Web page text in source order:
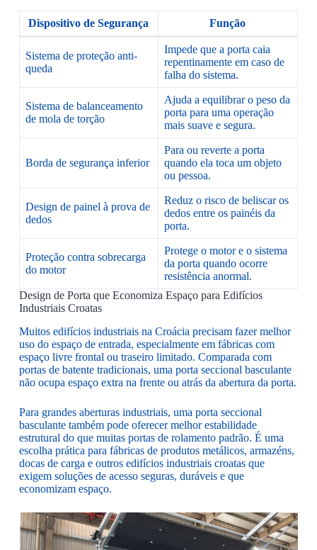
Dispositivo de Segurança Função
Sistema de proteção anti-
queda
Impede que a porta caia
repentinamente em caso de
falha do sistema.
Sistema de balanceamento
de mola de torção
Ajuda a equilibrar o peso da
porta para uma operação
mais suave e segura.
Borda de segurança inferior
Para ou reverte a porta
quando ela toca um objeto
ou pessoa.
Design de painel à prova de
dedos
Reduz o risco de beliscar os
dedos entre os painéis da
porta.
Proteção contra sobrecarga
do motor
Protege o motor e o sistema
da porta quando ocorre
resistência anormal.
Design de Porta que Economiza Espaço para Edifícios
Industriais Croatas
Muitos edifícios industriais na Croácia precisam fazer melhor
uso do espaço de entrada, especialmente em fábricas com
espaço livre frontal ou traseiro limitado. Comparada com
portas de batente tradicionais, uma porta seccional basculante
não ocupa espaço extra na frente ou atrás da abertura da porta.
Para grandes aberturas industriais, uma porta seccional
basculante também pode oferecer melhor estabilidade
estrutural do que muitas portas de rolamento padrão. É uma
escolha prática para fábricas de produtos metálicos, armazéns,
docas de carga e outros edifícios industriais croatas que
exigem soluções de acesso seguras, duráveis e que
economizam espaço.